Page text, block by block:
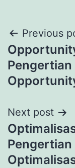
Post
Previous
Next post